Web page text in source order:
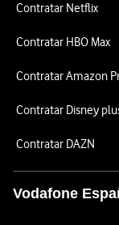
Contratar Netflix
Contratar HBO Max
Contratar Amazon
Contratar Disney
Contratar DAZN
Vodafone